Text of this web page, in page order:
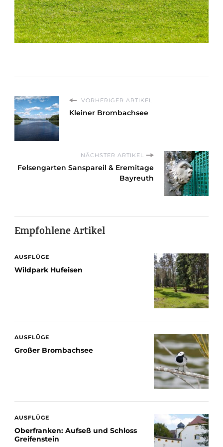
VORHERIGER ARTIKEL
Kleiner Brombachsee
NÄCHSTER ARTIKEL
Felsengarten Sanspareil & Eremitage
Bayreuth
Empfohlene Artikel
AUSFLÜGE
Wildpark Hufeisen
AUSFLÜGE
Großer Brombachsee
AUSFLÜGE
Oberfranken: Aufseß und Schloss
Greifenstein